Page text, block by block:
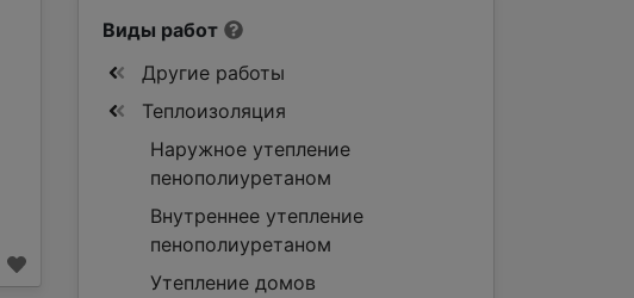
Виды работ
Другие работы
Теплоизоляция
Наружное утепление
пенополиуретаном
Внутреннее утепление
пенополиуретаном
Утепление домов